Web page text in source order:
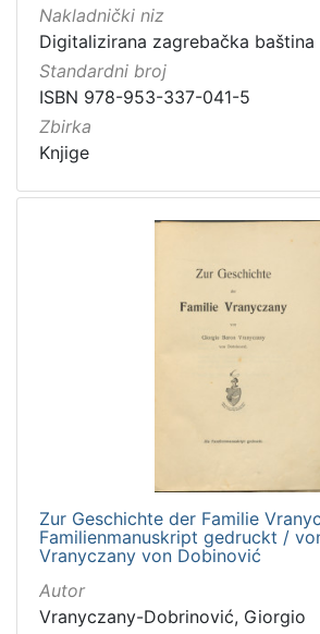
Nakladnički niz
Digitalizirana zagrebačka baština
Standardni broj
ISBN 978-953-337-041-5
Zbirka
Knjige
Zur Geschichte der Familie
Familienmanuskript gedruckt /
Vranyczany von Dobinović
Autor
Vranyczany-Dobrinović, Giorgio